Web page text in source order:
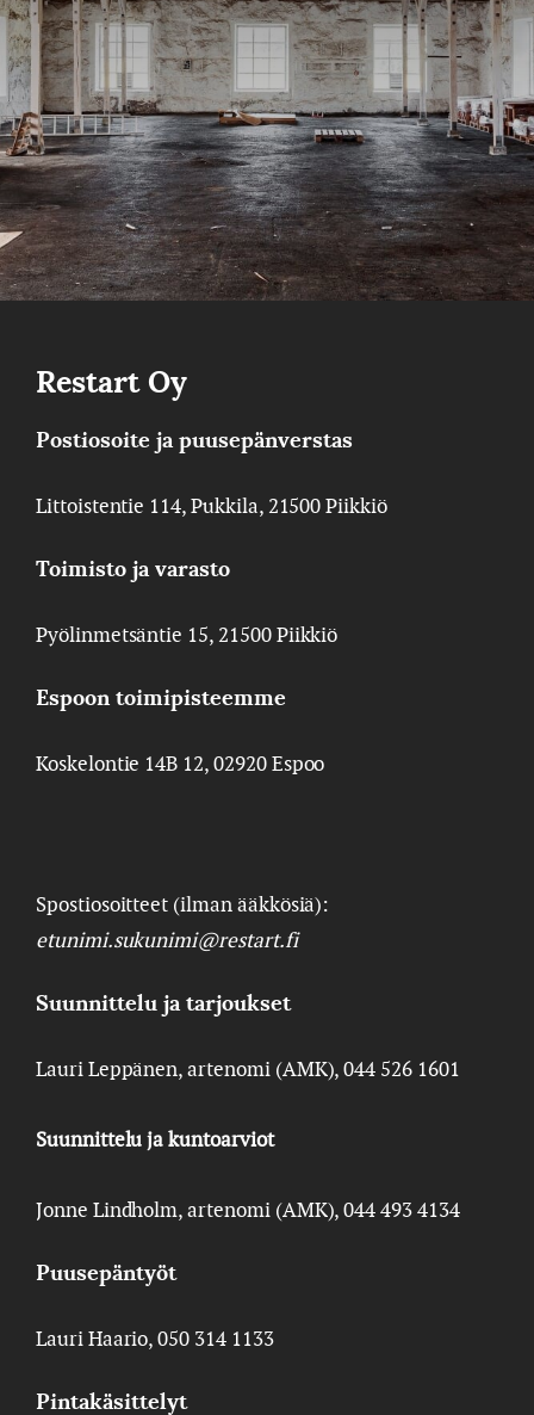
Restart Oy
Postiosoite ja puusepänverstas
Littoistentie 114, Pukkila, 21500 Piikkiö
Toimisto ja varasto
Pyölinmetsäntie 15, 21500 Piikkiö
Espoon toimipisteemme
Koskelontie 14B 12, 02920 Espoo
Spostiosoitteet (ilman ääkkösiä):
etunimi.sukunimi@restart.fi
Suunnittelu ja tarjoukset
Lauri Leppänen, artenomi (AMK), 044 526 1601
Suunnittelu ja kuntoarviot
Jonne Lindholm, artenomi (AMK), 044 493 4134
Puusepäntyöt
Lauri Haario, 050 314 1133
Pintakäsittelyt